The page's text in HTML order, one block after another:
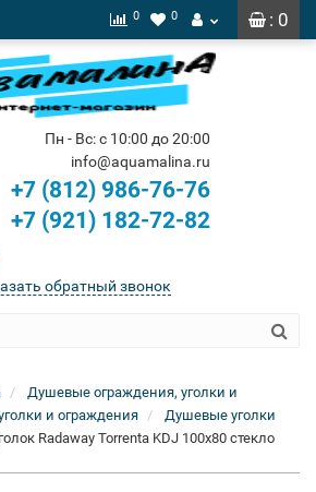
: 0
0 0
Пн - Вс: с 10:00 до 20:00
info@aquamalina.ru
+7 (812) 986-76-76
+7 (921) 182-72-82
обратный звонок
Душевые ограждения, уголки и
и ограждения
Душевые уголки
Radaway Torrenta KDJ 100x80 стекло